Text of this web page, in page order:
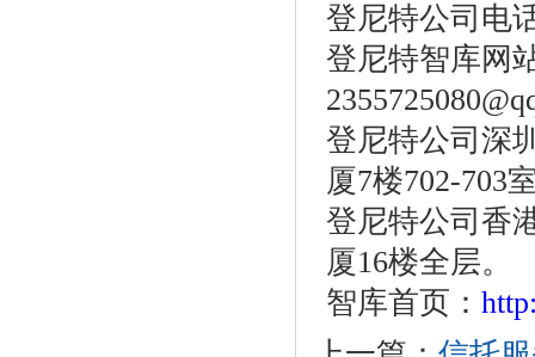
登尼特公司电
登尼特智库网
登尼特公司深
厦7楼702-703
登尼特公司香
厦16楼全层。
智库首页：